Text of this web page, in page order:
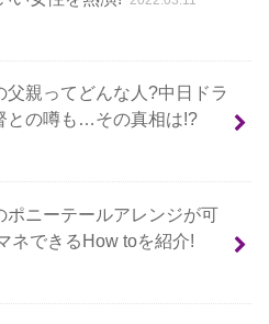
父親ってどんな人?中日ドラ
との噂も…その真相は!?
ポニーテールアレンジが可
ネできるHow toを紹介!